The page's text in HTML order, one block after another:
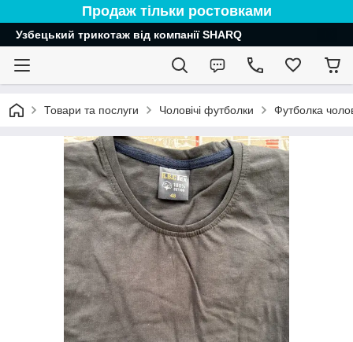
Продаж тільки ростовками
Узбецький трикотаж від компанії SHARQ
Товари та послуги Чоловічі футболки Футболка